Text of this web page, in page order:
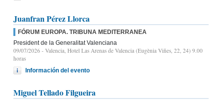
Juanfran Pérez Llorca
FÓRUM EUROPA. TRIBUNA MEDITERRANEA
President de la Generalitat Valenciana
09/07/2026 - Valencia, Hotel Las Arenas de Valencia (Eugènia Viñes, 22, 24) 9.00
horas
Información del evento
Miguel Tellado Filgueira